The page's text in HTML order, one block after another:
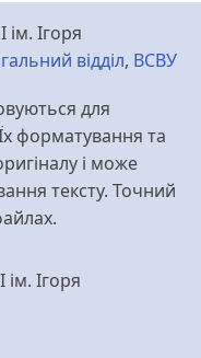
ім. Ігоря
відділ, ВСВУ
для
форматування та
і може
тексту. Точний
Ігоря